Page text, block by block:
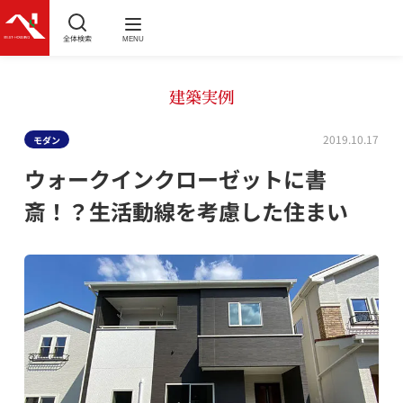
全体検索 MENU
建築実例
モダン 2019.10.17
ウォークインクローゼットに書
斎！？生活動線を考慮した住まい